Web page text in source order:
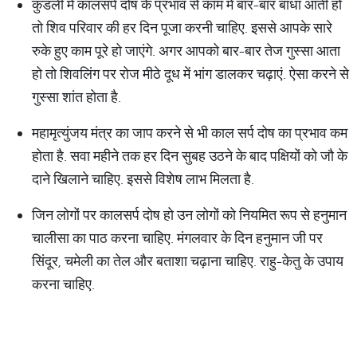
कुंडली में कालसर्प दोष के प्रभाव से काम में बार-बार बाधा आती हो
तो शिव परिवार की हर दिन पूजा करनी चाहिए. इससे आपके सारे
रुके हुए काम पूरे हो जाएंगे. अगर आपको बार-बार तेज गुस्सा आता
हो तो शिवलिंग पर रोज मीठे दूध में भांग डालकर चढ़ाएं. ऐसा करने से
गुस्सा शांत होता है.
महामृत्युंजय मंत्र का जाप करने से भी काल सर्प दोष का प्रभाव कम
होता है. सवा महीने तक हर दिन सुबह उठने के बाद पक्षियों को जौ के
दाने खिलाने चाहिए. इससे विशेष लाभ मिलता है.
जिन लोगों पर कालसर्प दोष हो उन लोगों को नियमित रूप से हनुमान
चालीसा का पाठ करना चाहिए. मंगलवार के दिन हनुमान जी पर
सिंदूर, चमेली का तेल और बताशा चढ़ाना चाहिए. राहु-केतु के उपाय
करना चाहिए.